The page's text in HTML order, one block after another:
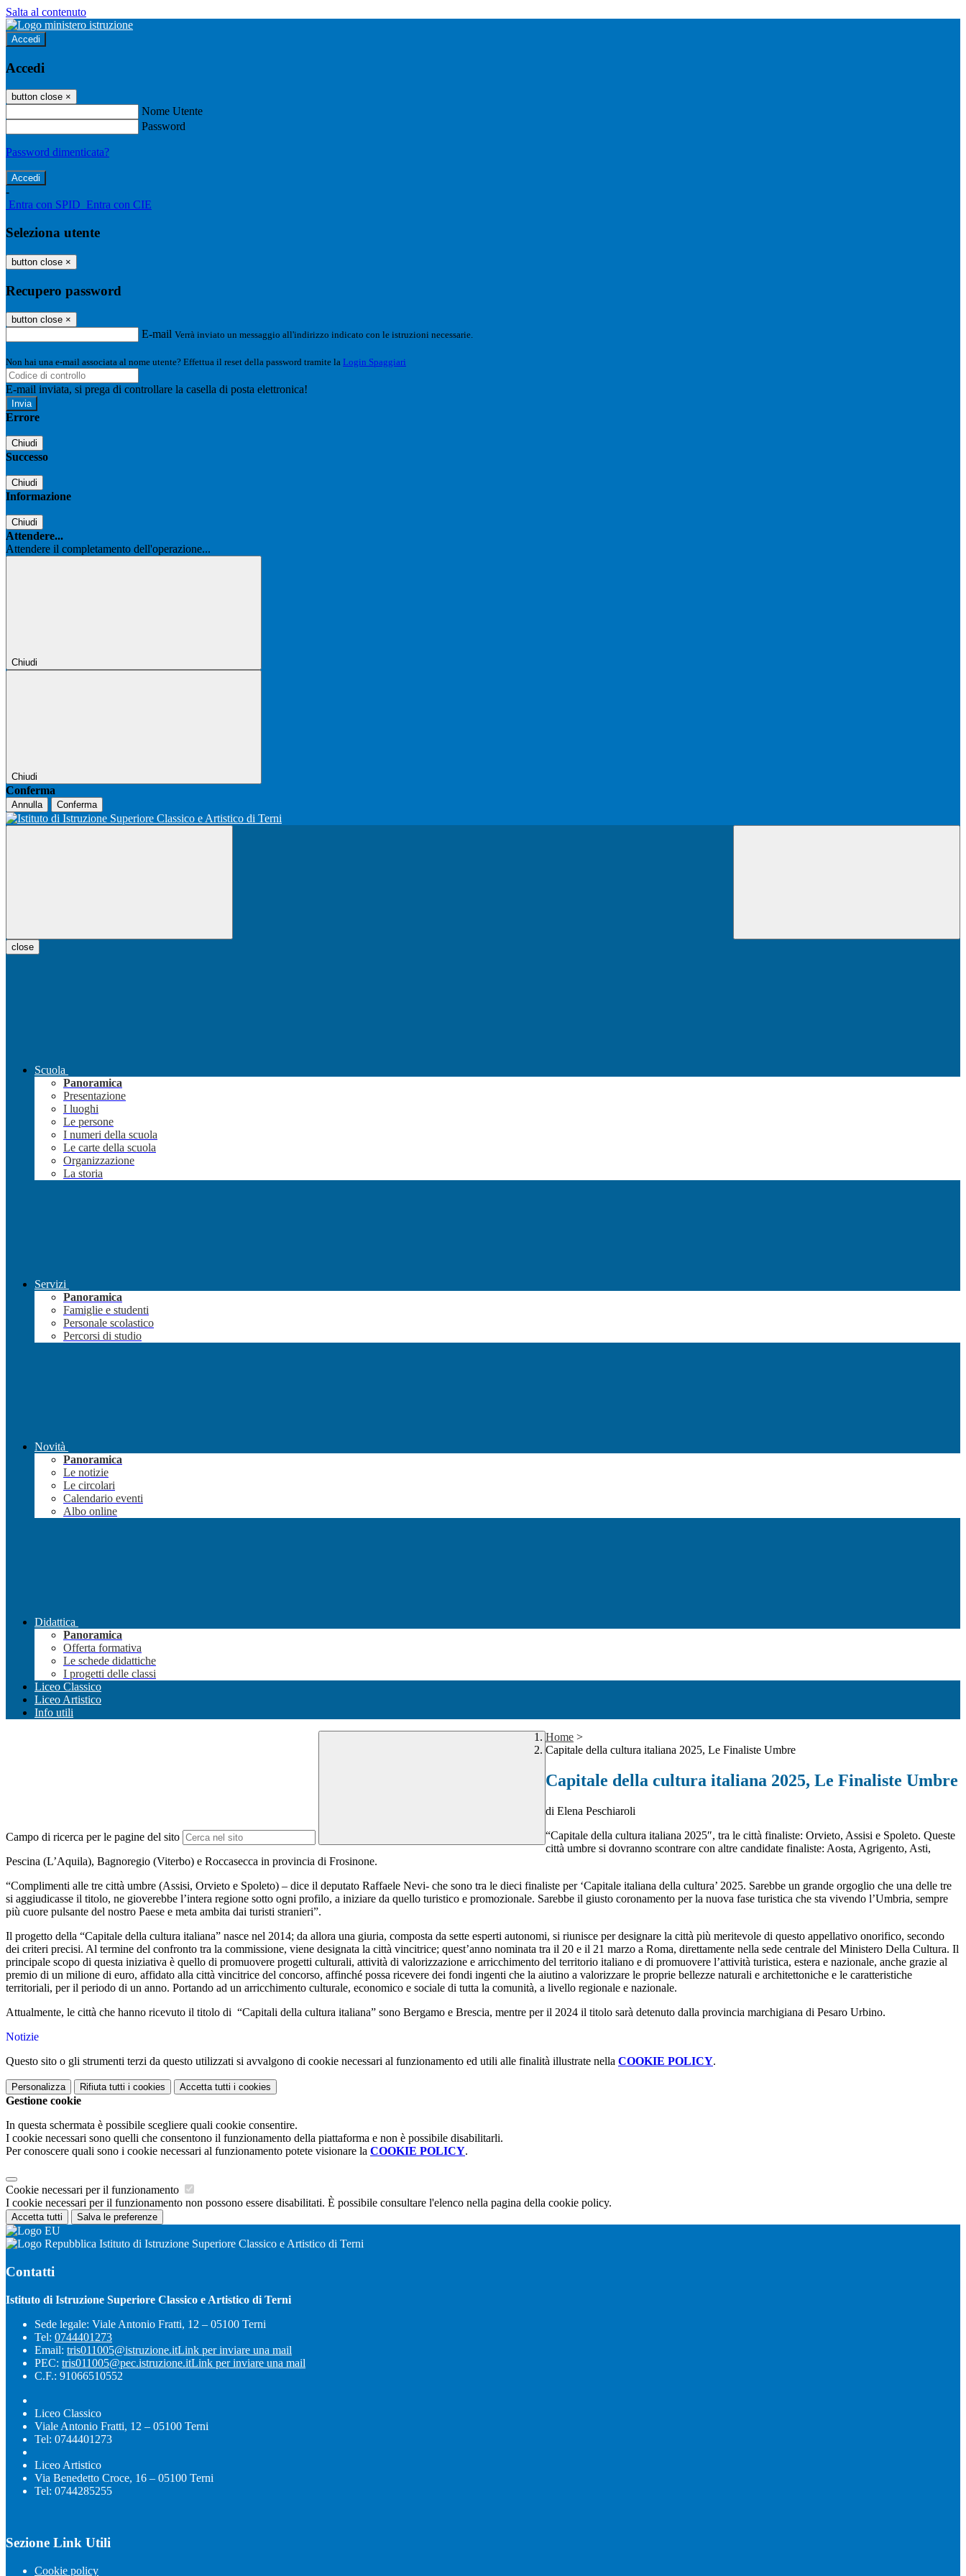
Salta al contenuto
Accedi
Accedi
button close ×
Nome Utente
Password
Password dimenticata?
-
Entra con SPID Entra con CIE
Seleziona utente
button close ×
Recupero password
button close ×
E-mail Verrà inviato un messaggio all'indirizzo indicato con le istruzioni necessarie.
Non hai una e-mail associata al nome utente? Effettua il reset della password tramite la Login Spaggiari
E-mail inviata, si prega di controllare la casella di posta elettronica!
Errore
Chiudi
Successo
Chiudi
Informazione
Chiudi
Attendere...
Attendere il completamento dell'operazione...
Chiudi
Chiudi
Conferma
Annulla Conferma
close
Scuola
Panoramica
Presentazione
I luoghi
Le persone
I numeri della scuola
Le carte della scuola
Organizzazione
La storia
Servizi
Panoramica
Famiglie e studenti
Personale scolastico
Percorsi di studio
Novità
Panoramica
Le notizie
Le circolari
Calendario eventi
Albo online
Didattica
Panoramica
Offerta formativa
Le schede didattiche
I progetti delle classi
Liceo Classico
Liceo Artistico
Info utili
Campo di ricerca per le pagine del sito
Home >
Capitale della cultura italiana 2025, Le Finaliste Umbre
Capitale della cultura italiana 2025, Le Finaliste Umbre
di Elena Peschiaroli
“Capitale della cultura italiana 2025″, tra le città finaliste: Orvieto, Assisi e Spoleto. Queste
città umbre si dovranno scontrare con altre candidate finaliste: Aosta, Agrigento, Asti,
Pescina (L’Aquila), Bagnoregio (Viterbo) e Roccasecca in provincia di Frosinone.
“Complimenti alle tre città umbre (Assisi, Orvieto e Spoleto) – dice il deputato Raffaele Nevi- che sono tra le dieci finaliste per ‘Capitale italiana della cultura’ 2025. Sarebbe un grande orgoglio che una delle tre
si aggiudicasse il titolo, ne gioverebbe l’intera regione sotto ogni profilo, a iniziare da quello turistico e promozionale. Sarebbe il giusto coronamento per la nuova fase turistica che sta vivendo l’Umbria, sempre
più cuore pulsante del nostro Paese e meta ambita dai turisti stranieri”.
Il progetto della “Capitale della cultura italiana” nasce nel 2014; da allora una giuria, composta da sette esperti autonomi, si riunisce per designare la città più meritevole di questo appellativo onorifico, secondo
dei criteri precisi. Al termine del confronto tra la commissione, viene designata la città vincitrice; quest’anno nominata tra il 20 e il 21 marzo a Roma, direttamente nella sede centrale del Ministero Della Cultura. Il
principale scopo di questa iniziativa è quello di promuovere progetti culturali, attività di valorizzazione e arricchimento del territorio italiano e di promuovere l’attività turistica, estera e nazionale, anche grazie al
premio di un milione di euro, affidato alla città vincitrice del concorso, affinché possa ricevere dei fondi ingenti che la aiutino a valorizzare le proprie bellezze naturali e architettoniche e le caratteristiche
territoriali, per il periodo di un anno. Portando ad un arricchimento culturale, economico e sociale di tutta la comunità, a livello regionale e nazionale.
Attualmente, le città che hanno ricevuto il titolo di “Capitali della cultura italiana” sono Bergamo e Brescia, mentre per il 2024 il titolo sarà detenuto dalla provincia marchigiana di Pesaro Urbino.
Notizie
Questo sito o gli strumenti terzi da questo utilizzati si avvalgono di cookie necessari al funzionamento ed utili alle finalità illustrate nella COOKIE POLICY.
Personalizza Rifiuta tutti i cookies Accetta tutti i cookies
Gestione cookie
In questa schermata è possibile scegliere quali cookie consentire.
I cookie necessari sono quelli che consentono il funzionamento della piattaforma e non è possibile disabilitarli.
Per conoscere quali sono i cookie necessari al funzionamento potete visionare la COOKIE POLICY.
Cookie necessari per il funzionamento
I cookie necessari per il funzionamento non possono essere disabilitati. È possibile consultare l'elenco nella pagina della cookie policy.
Accetta tutti Salva le preferenze
Istituto di Istruzione Superiore Classico e Artistico di Terni
Contatti
Istituto di Istruzione Superiore Classico e Artistico di Terni
Sede legale: Viale Antonio Fratti, 12 – 05100 Terni
Tel: 0744401273
Email: tris011005@istruzione.itLink per inviare una mail
PEC: tris011005@pec.istruzione.itLink per inviare una mail
C.F.: 91066510552
Liceo Classico
Viale Antonio Fratti, 12 – 05100 Terni
Tel: 0744401273
Liceo Artistico
Via Benedetto Croce, 16 – 05100 Terni
Tel: 0744285255
Sezione Link Utili
Cookie policy